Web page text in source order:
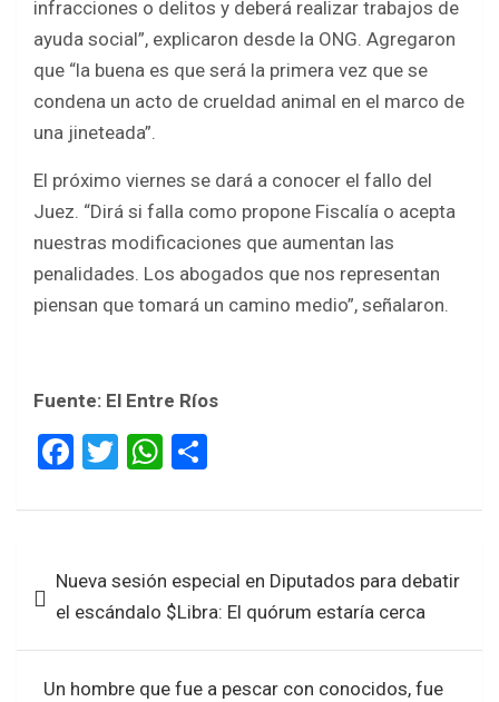
infracciones o delitos y deberá realizar trabajos de
ayuda social”, explicaron desde la ONG. Agregaron
que “la buena es que será la primera vez que se
condena un acto de crueldad animal en el marco de
una jineteada”.
El próximo viernes se dará a conocer el fallo del
Juez. “Dirá si falla como propone Fiscalía o acepta
nuestras modificaciones que aumentan las
penalidades. Los abogados que nos representan
piensan que tomará un camino medio”, señalaron.
Fuente: El Entre Ríos
F
ce
o
o
k
T
tt
W
at
A
p
p
ar
de Nueva sesión especial en Diputados para debatir
el escándalo $Libra: El quórum estaría cerca
Un hombre que fue a pescar con conocidos, fue